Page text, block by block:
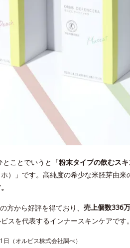
ことでいうと 「粉末タイプの飲むスキ
）」です。高純度の希少な米胚芽由来
方から好評を得ており、 売上個数336
スを代表するインナースキンケアです。
（オルビス株式会社調べ）